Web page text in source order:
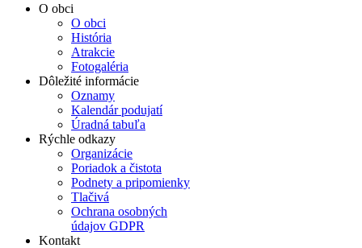
O obci
O obci
História
Atrakcie
Fotogaléria
Dôležité informácie
Oznamy
Kalendár podujatí
Úradná tabuľa
Rýchle odkazy
Organizácie
Poriadok a čistota
Podnety a pripomienky
Tlačivá
Ochrana osobných
údajov GDPR
Kontakt